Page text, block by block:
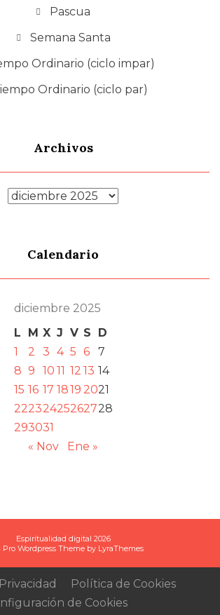
Pascua
Semana Santa
Ordinario (ciclo impar)
Ordinario (ciclo par)
Archivos
Archivos
Calendario
diciembre 2025
L
M X J V S
D
1
2 3 4 5 6
7
8 9 10 11 12 13 14
15 16 17 1819 2021
22232425262728
293031
« Nov
Ene »
Espiritualidad digital 2026
Pro Wordpress Theme by LyraThemes
Política de Cookies
de Cookies